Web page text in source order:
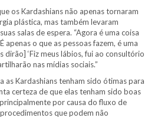
os Kardashians não apenas tornaram
plástica, mas também levaram
salas de espera. “Agora é uma coisa
apenas o que as pessoas fazem, é uma
dirão] ‘Fiz meus lábios, fui ao consultório
nas mídias sociais.”
as Kardashians tenham sido ótimas para
certeza de que elas tenham sido boas
por causa do fluxo de
que podem não